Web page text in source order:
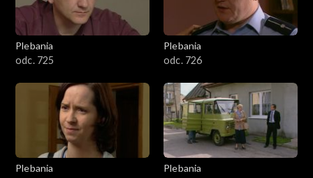
Plebania
odc. 725
Plebania
odc. 726
Plebania
Plebania